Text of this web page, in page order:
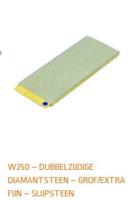
W250 – DUBBELZIJDIGE
DIAMANTSTEEN – GROF/EXTRA
FIJN – SLIJPSTEEN